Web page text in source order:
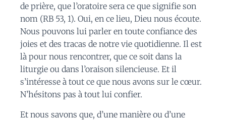
de prière, que l’oratoire sera ce que signifie son
nom (RB 53, 1). Oui, en ce lieu, Dieu nous écoute.
Nous pouvons lui parler en toute confiance des
joies et des tracas de notre vie quotidienne. Il est
là pour nous rencontrer, que ce soit dans la
liturgie ou dans l’oraison silencieuse. Et il
s’intéresse à tout ce que nous avons sur le cœur.
N’hésitons pas à tout lui confier.
Et nous savons que, d’une manière ou d’une